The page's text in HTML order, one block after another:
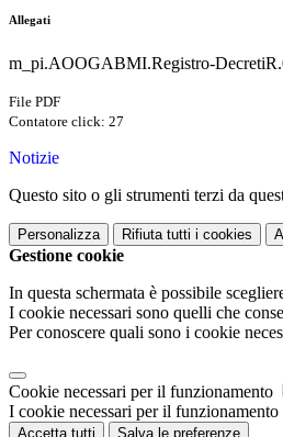
Allegati
m_pi.AOOGABMI.Registro-
File PDF
Contatore click: 27
Notizie
Questo sito o gli strumenti terzi da
Personalizza Rifiuta tutti i cookies
Gestione cookie
In questa schermata è possibile
I cookie necessari sono quelli che
Per conoscere quali sono i cookie
Cookie necessari per il funzionamento
I cookie necessari per il
Accetta tutti Salva le preferenze